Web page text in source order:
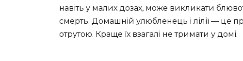
навіть у малих дозах, може викликати
смерть. Домашній улюбленець і лілії — це
отрутою. Краще їх взагалі не тримати у домі.